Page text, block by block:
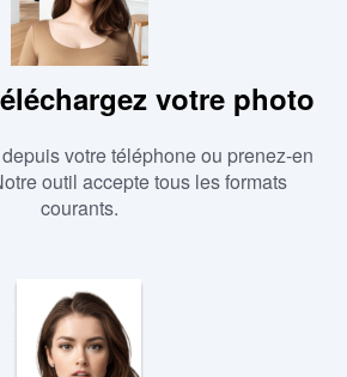
votre photo
votre téléphone ou prenez-en
outil accepte tous les formats
courants.